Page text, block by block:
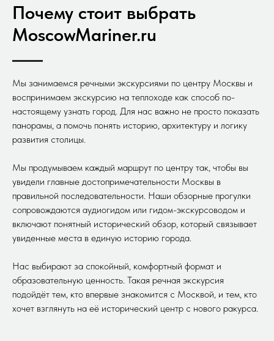
Почему стоит выбрать
MoscowMariner.ru
Мы занимаемся речными экскурсиями по центру Москвы и
воспринимаем экскурсию на теплоходе как способ по-
настоящему узнать город. Для нас важно не просто показать
панорамы, а помочь понять историю, архитектуру и логику
развития столицы.
Мы продумываем каждый маршрут по центру так, чтобы вы
увидели главные достопримечательности Москвы в
правильной последовательности. Наши обзорные прогулки
сопровождаются аудиогидом или гидом-экскурсоводом и
включают понятный исторический обзор, который связывает
увиденные места в единую историю города.
Нас выбирают за спокойный, комфортный формат и
образовательную ценность. Такая речная экскурсия
подойдёт тем, кто впервые знакомится с Москвой, и тем, кто
хочет взглянуть на её исторический центр с нового ракурса.